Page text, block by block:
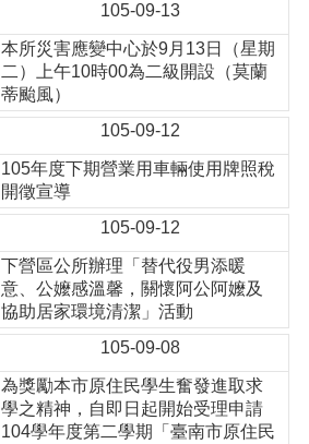
105-09-13
本所災害應變中心於9月13日（星期
二）上午10時00為二級開設（莫蘭
蒂颱風）
105-09-12
105年度下期營業用車輛使用牌照稅
開徵宣導
105-09-12
下營區公所辦理「替代役男添暖
意、公嬤感溫馨，關懷阿公阿嬤及
協助居家環境清潔」活動
105-09-08
為獎勵本市原住民學生奮發進取求
學之精神，自即日起開始受理申請
104學年度第二學期「臺南市原住民